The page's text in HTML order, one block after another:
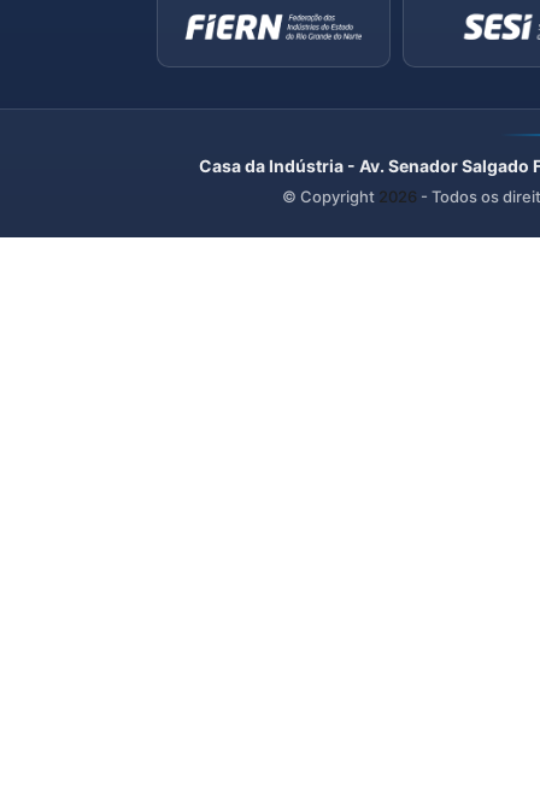
Casa da Indústria - Av. Senador
© Copyright 2026 - Todos os